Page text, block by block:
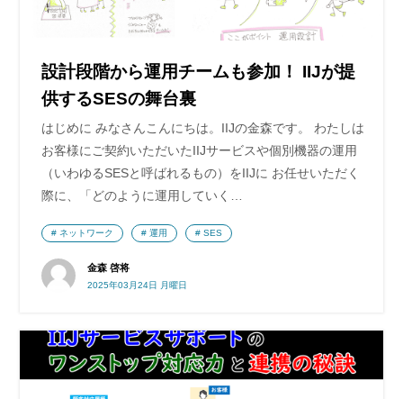
設計段階から運用チームも参加！ IIJが提
供するSESの舞台裏
はじめに みなさんこんにちは。IIJの金森です。 わたしは
お客様にご契約いただいたIIJサービスや個別機器の運用
（いわゆるSESと呼ばれるもの）をIIJに お任せいただく
際に、「どのように運用していく…
金森 啓将
2025年03月24日 月曜日
ネットワーク 運用 SES